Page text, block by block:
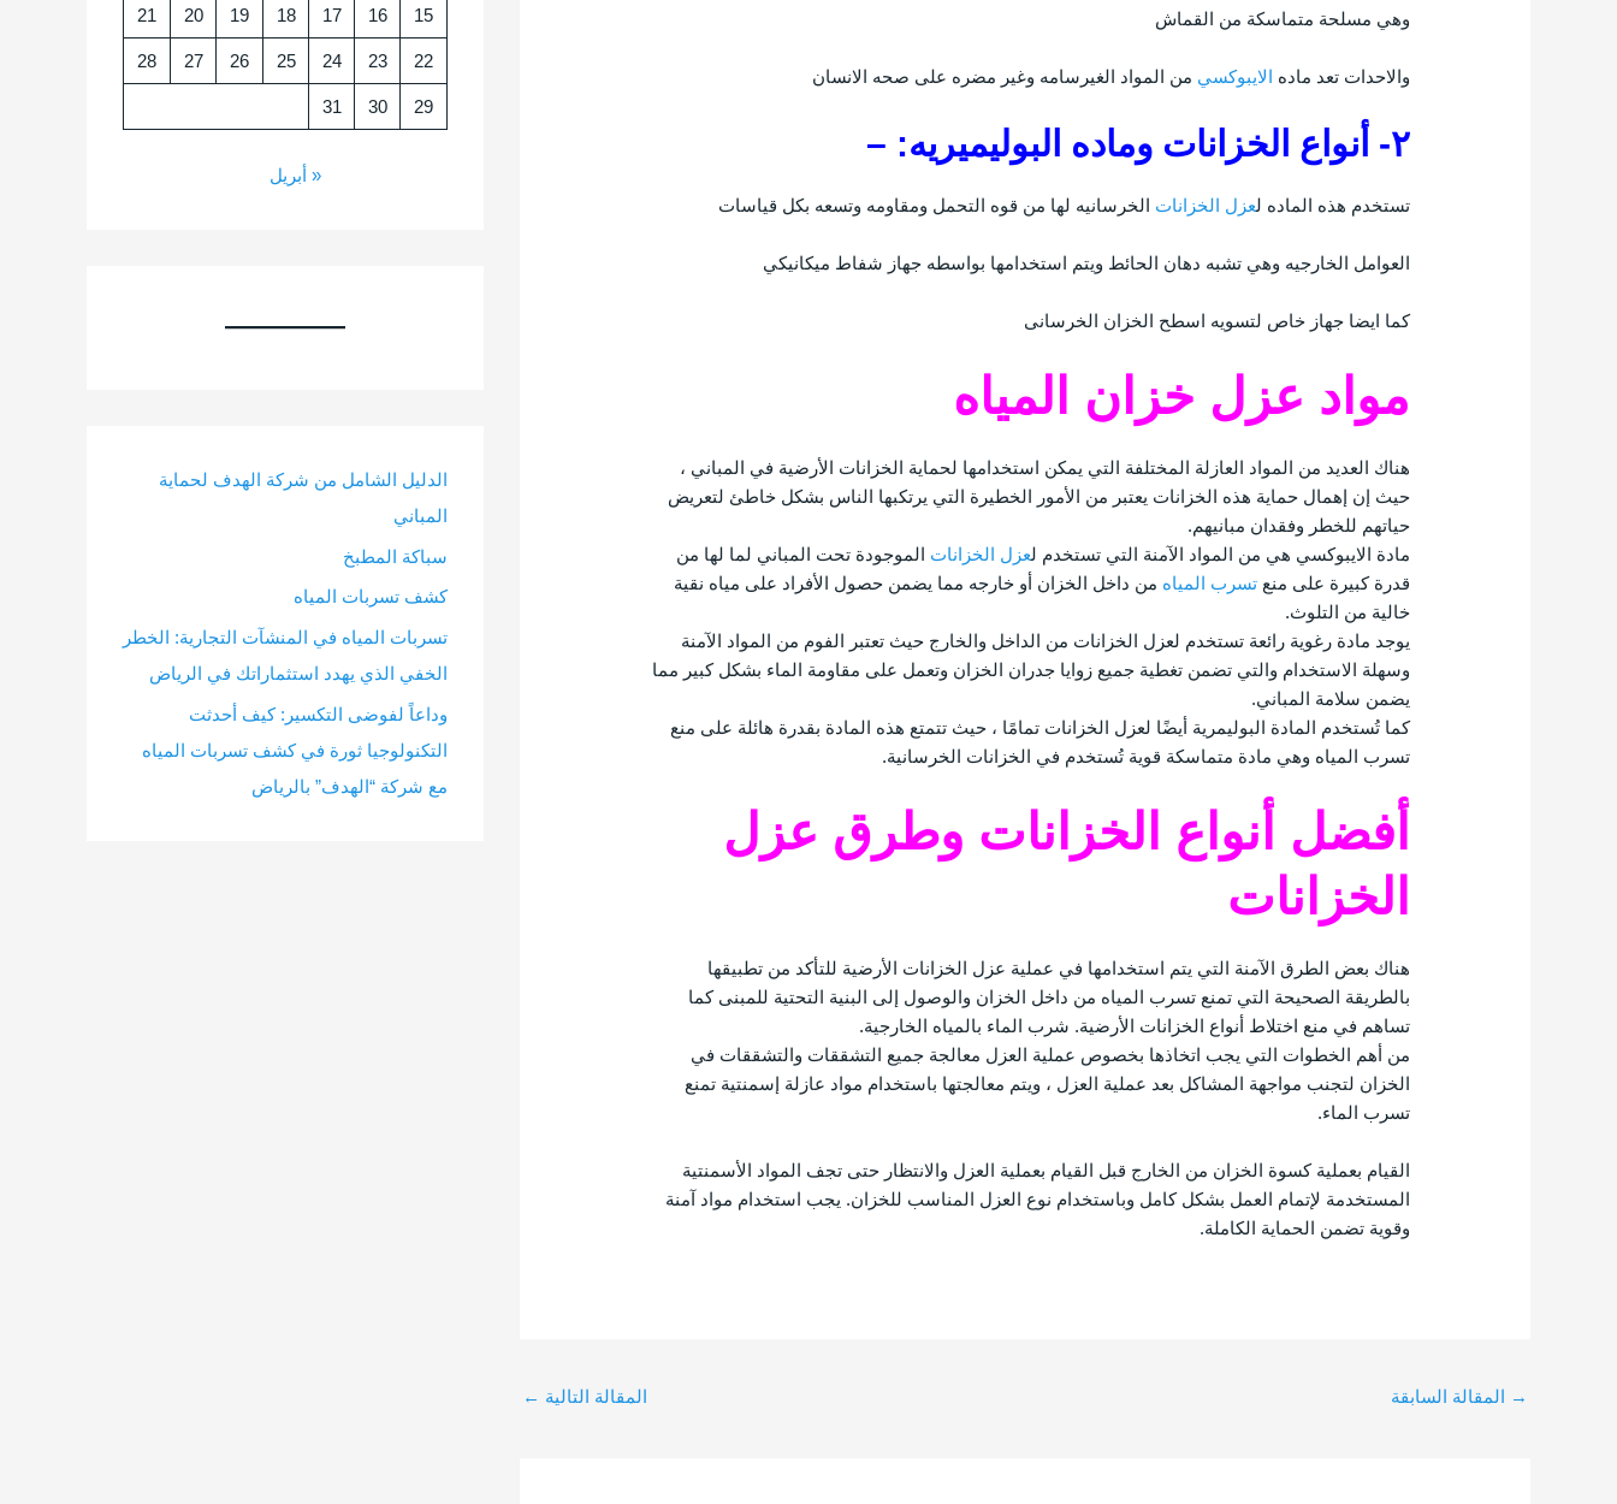
وهي مسلحة متماسكة من القماش
والاحدات تعد ماده الايبوكسي من المواد الغيرسامه وغير مضره على صحه الانسان
٢- أنواع الخزانات وماده البوليميريه: –
تستخدم هذه الماده لعزل الخزانات الخرسانيه لها من قوه التحمل ومقاومه وتسعه بكل قياسات
العوامل الخارجيه وهي تشبه دهان الحائط ويتم استخدامها بواسطه جهاز شفاط ميكانيكي
كما ايضا جهاز خاص لتسويه اسطح الخزان الخرسانى
مواد عزل خزان المياه
هناك العديد من المواد العازلة المختلفة التي يمكن استخدامها لحماية الخزانات الأرضية في المباني ،
حيث إن إهمال حماية هذه الخزانات يعتبر من الأمور الخطيرة التي يرتكبها الناس بشكل خاطئ لتعريض
حياتهم للخطر وفقدان مبانيهم.
مادة الايبوكسي هي من المواد الآمنة التي تستخدم لعزل الخزانات الموجودة تحت المباني لما لها من
قدرة كبيرة على منعتسرب المياه من داخل الخزان أو خارجه مما يضمن حصول الأفراد على مياه نقية
خالية من التلوث.
يوجد مادة رغوية رائعة تستخدم لعزل الخزانات من الداخل والخارج حيث تعتبر الفوم من المواد الآمنة
وسهلة الاستخدام والتي تضمن تغطية جميع زوايا جدران الخزان وتعمل على مقاومة الماء بشكل كبير مما
يضمن سلامة المباني.
كما تُستخدم المادة البوليمرية أيضًا لعزل الخزانات تمامًا ، حيث تتمتع هذه المادة بقدرة هائلة على منع
تسرب المياه وهي مادة متماسكة قوية تُستخدم في الخزانات الخرسانية.
أفضل أنواع الخزانات وطرق عزل
الخزانات
هناك بعض الطرق الآمنة التي يتم استخدامها في عملية عزل الخزانات الأرضية للتأكد من تطبيقها
بالطريقة الصحيحة التي تمنع تسرب المياه من داخل الخزان والوصول إلى البنية التحتية للمبنى كما
تساهم في منع اختلاط أنواع الخزانات الأرضية. شرب الماء بالمياه الخارجية.
من أهم الخطوات التي يجب اتخاذها بخصوص عملية العزل معالجة جميع التشققات والتشققات في
الخزان لتجنب مواجهة المشاكل بعد عملية العزل ، ويتم معالجتها باستخدام مواد عازلة إسمنتية تمنع
تسرب الماء.
القيام بعملية كسوة الخزان من الخارج قبل القيام بعملية العزل والانتظار حتى تجف المواد الأسمنتية
المستخدمة لإتمام العمل بشكل كامل وباستخدام نوع العزل المناسب للخزان. يجب استخدام مواد آمنة
وقوية تضمن الحماية الكاملة.
→ المقالة السابقة المقالة التالية ←
15
16
17
18
19
20
21
22
23
24
25
26
27
28
29
30
31
« أبريل
الدليل الشامل من شركة الهدف لحماية
المباني
سباكة المطبخ
كشف تسربات المياه
تسربات المياه في المنشآت التجارية: الخطر
الخفي الذي يهدد استثماراتك في الرياض
وداعاً لفوضى التكسير: كيف أحدثت
التكنولوجيا ثورة في كشف تسربات المياه
مع شركة “الهدف” بالرياض